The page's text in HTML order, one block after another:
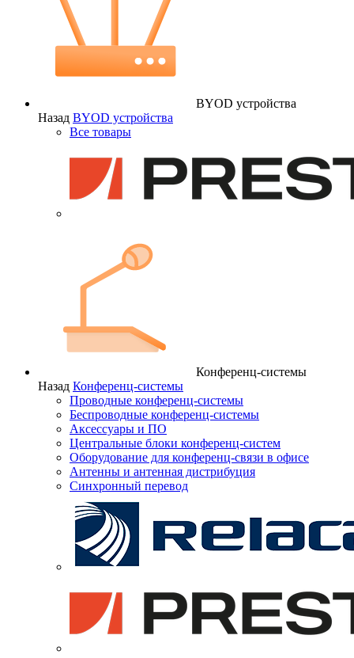
BYOD устройства
Назад BYOD устройства
Все товары
Конференц-системы
Назад Конференц-системы
Проводные конференц-системы
Беспроводные конференц-системы
Аксессуары и ПО
Центральные блоки конференц-систем
Оборудование для конференц-связи в офисе
Антенны и антенная дистрибуция
Синхронный перевод